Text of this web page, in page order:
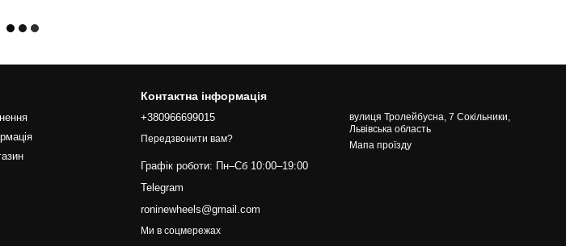
Контактна інформація
+380966699015
Передзвонити вам?
Графік роботи: Пн–Сб 10:00–19:00
Telegram
roninewheels@gmail.com
вулиця Тролейбусна, 7 Сокільники,
Львівська область
Мапа проїзду
Ми в соцмережах